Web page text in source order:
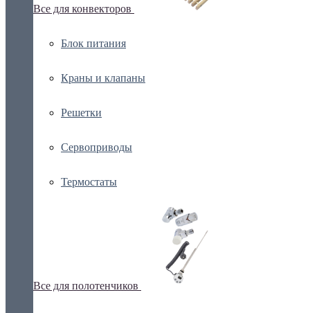
Все для конвекторов
Блок питания
Краны и клапаны
Решетки
Сервоприводы
Термостаты
Все для полотенчиков